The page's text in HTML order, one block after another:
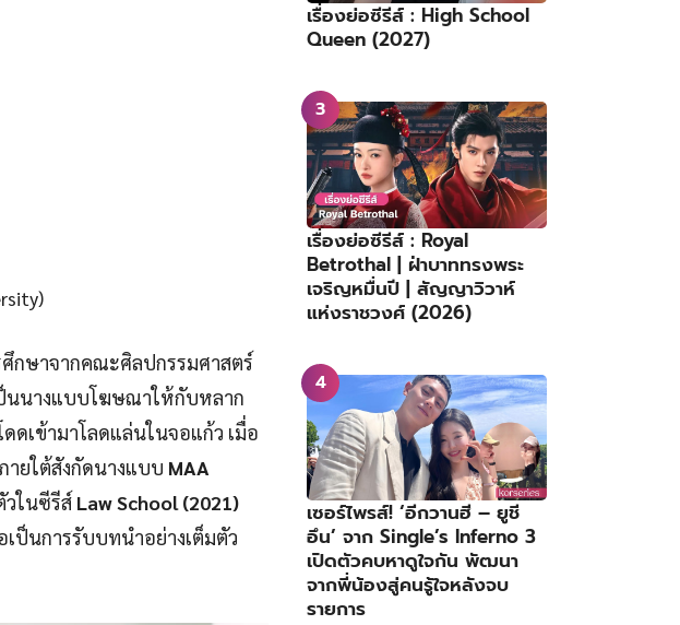
กษาจากคณะศิลปกรรมศาสตร์
ป็นนางแบบโฆษณาให้กับหลาก
ดเข้ามาโลดแล่นในจอแก้ว เมื่อ
ยใต้สังกัดนางแบบ MAA
วในซีรีส์ Law School (2021)
ป็นการรับบทนำอย่างเต็มตัว
เรื่องย่อซีรีส์ : High School
Queen (2027)
เรื่องย่อซีรีส์ : Royal
Betrothal | ฝ่าบาททรงพระ
เจริญหมื่นปี | สัญญาวิวาห์
แห่งราชวงศ์ (2026)
เซอร์ไพรส์! ‘อีกวานฮี – ยูชี
อึน’ จาก Single’s Inferno 3
เปิดตัวคบหาดูใจกัน พัฒนา
จากพี่น้องสู่คนรู้ใจหลังจบ
รายการ